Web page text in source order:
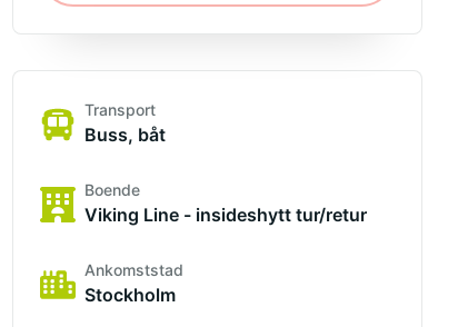
Transport
Buss, båt
Boende
Viking Line - insideshytt tur/retur
Ankomststad
Stockholm